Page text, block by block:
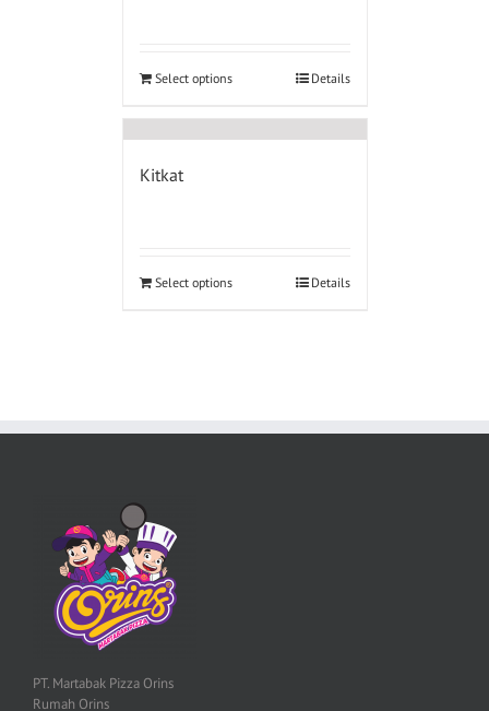
Select options Details
Kitkat
Select options Details
PT. Martabak Pizza Orins
Rumah Orins